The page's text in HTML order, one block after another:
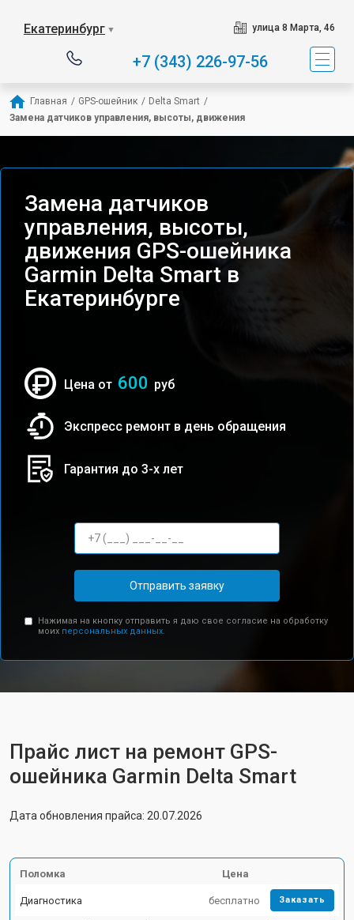
Екатеринбург ▼ улица 8 Марта, 46
+7 (343) 226-97-56
Главная / GPS-ошейник / Delta Smart /
Замена датчиков управления, высоты, движения
Замена датчиков
управления, высоты,
движения GPS-ошейника
Garmin Delta Smart в
Екатеринбурге
Цена от 600 руб
Экспресс ремонт в день обращения
Гарантия до 3-х лет
Отправить заявку
Нажимая на кнопку отправить я даю свое согласие на обработку
моих персональных данных.
Прайс лист на ремонт GPS-
ошейника Garmin Delta Smart
Дата обновления прайса: 20.07.2026
Поломка Цена
Диагностика бесплатно Заказать